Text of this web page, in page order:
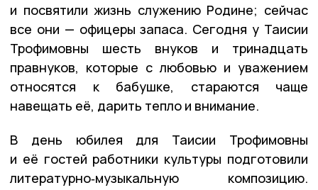
и посвятили жизнь служению Родине; сейчас
все они — офицеры запаса. Сегодня у Таисии
Трофимовны шесть внуков и тринадцать
правнуков, которые с любовью и уважением
относятся к бабушке, стараются чаще
навещать её, дарить тепло и внимание.
В день юбилея для Таисии Трофимовны
и её гостей работники культуры подготовили
литературно‑музыкальную композицию.